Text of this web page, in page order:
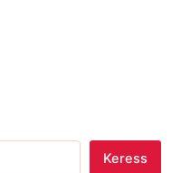
Keress